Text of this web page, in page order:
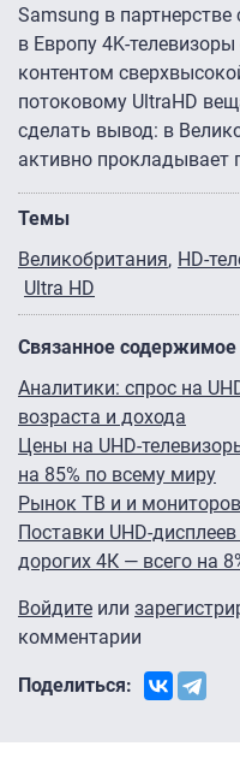
Samsung в
в Европу 4K-
контентом
потоковому UltraHD
сделать вывод: в
активно прокладывает
Темы
Великобритания HD-
Ultra HD
Связанное содержимое
Аналитики: спрос на
возраста и дохода
Цены на UHD-
на 85% по всему миру
Рынок ТВ и и
Поставки UHD-
дорогих 4К — всего на
Войдите или
комментарии
Поделиться: